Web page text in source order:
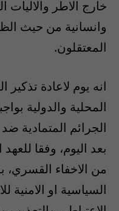
خارج الاطر والاليات
وانسانية من حيث
المعتقلون.
انه يوم لاعادة
المحلية والدولية
الجرائم المتمادية
بعد اليوم، وفقا
من الاخفاء
السياسية او الامنية